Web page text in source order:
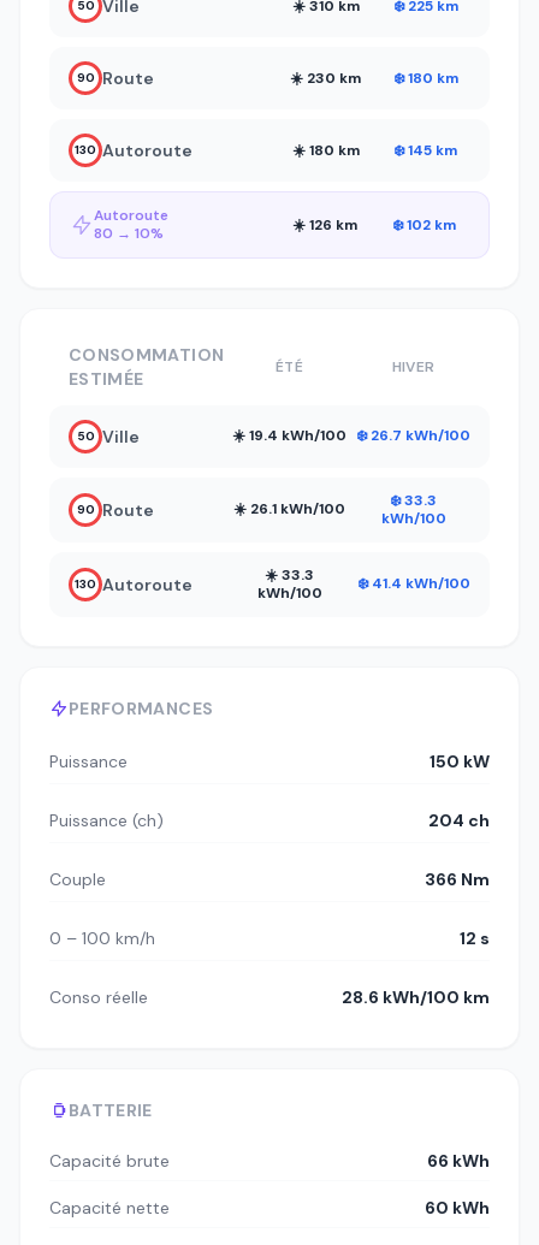
50 Ville ☀️ 310 km ❄️ 225 km
90 Route ☀️ 230 km ❄️ 180 km
130 Autoroute ☀️ 180 km ❄️ 145 km
Autoroute
80 → 10%
☀️ 126 km ❄️ 102 km
PERFORMANCES
Puissance 150 kW
Puissance (ch) 204 ch
Couple 366 Nm
0 – 100 km/h 12 s
Conso réelle 28.6 kWh/100 km
BATTERIE
Capacité brute 66 kWh
Capacité nette 60 kWh
CONSOMMATION
ESTIMÉE
ÉTÉ HIVER
50 Ville ☀️ 19.4 kWh/100 ❄️ 26.7 kWh/100
90 Route ☀️ 26.1 kWh/100
❄️ 33.3
kWh/100
130 Autoroute
☀️ 33.3
kWh/100
❄️ 41.4 kWh/100